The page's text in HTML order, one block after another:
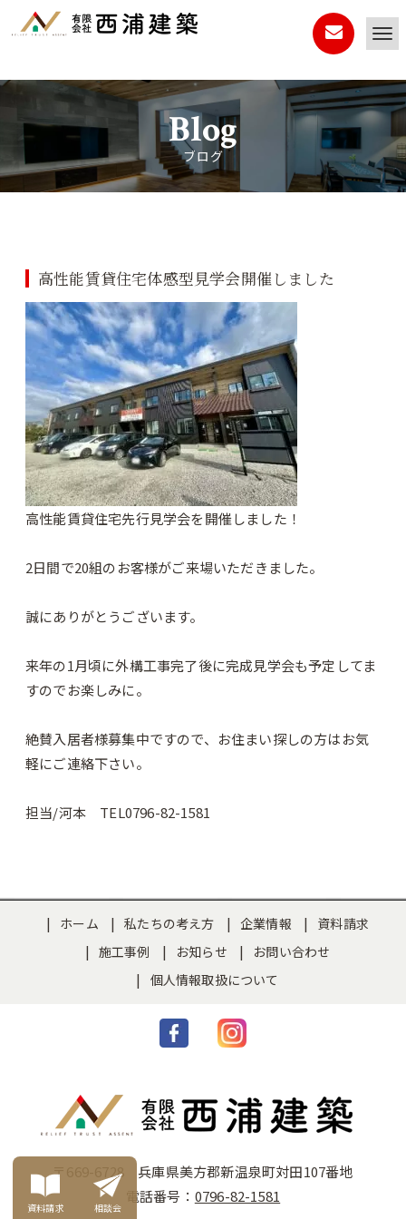
Blog
ブログ
高性能賃貸住宅体感型見学会開催しました
高性能賃貸住宅先行見学会を開催しました！
2日間で20組のお客様がご来場いただきました。
誠にありがとうございます。
来年の1月頃に外構工事完了後に完成見学会も予定してま
すのでお楽しみに。
絶賛入居者様募集中ですので、お住まい探しの方はお気
軽にご連絡下さい。
担当/河本 TEL0796-82-1581
ホーム 私たちの考え方 企業情報
資料請求
施工事例
お知らせ
お問い合わせ
個人情報取扱について
資料請求 相談会
〒669-6728 兵庫県美方郡新温泉町対田107番地
電話番号： 0796-82-1581